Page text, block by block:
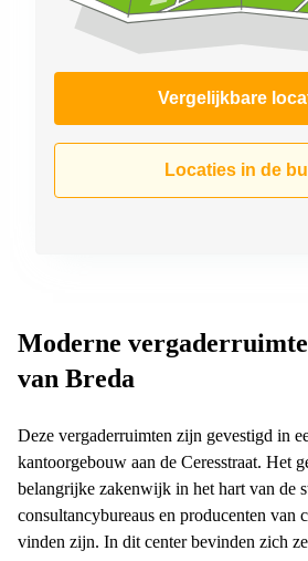
Bedrijfsruimte
Huren in
Vergelijkbare
Locaties in de
Moderne
van Breda
Deze vergaderruimten zijn gevestigd in
kantoorgebouw aan de Ceresstraat. Het
belangrijke zakenwijk in het hart van de
consultancybureaus en producenten van
vinden zijn. In dit center bevinden zich